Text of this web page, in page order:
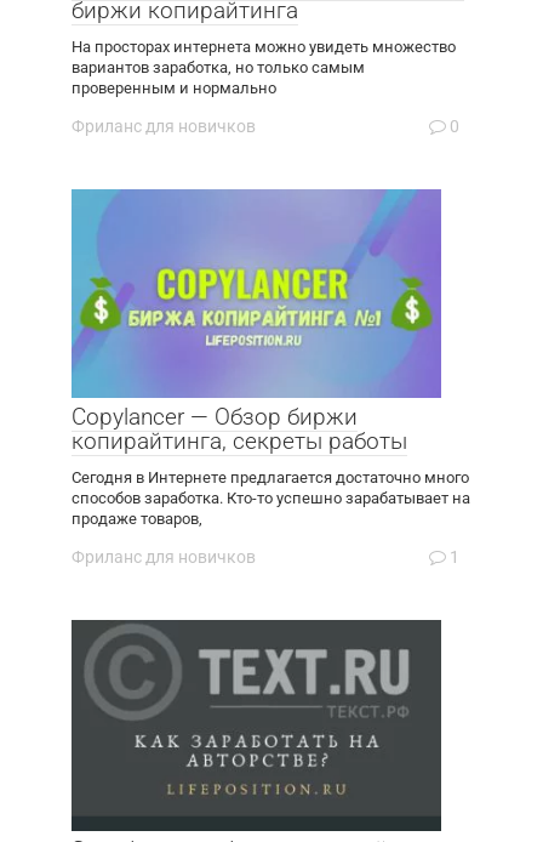
биржи копирайтинга
На просторах интернета можно увидеть множество
вариантов заработка, но только самым
проверенным и нормально
Фриланс для новичков 0
Copylancer — Обзор биржи
копирайтинга, секреты работы
Сегодня в Интернете предлагается достаточно много
способов заработка. Кто-то успешно зарабатывает на
продаже товаров,
Фриланс для новичков 1